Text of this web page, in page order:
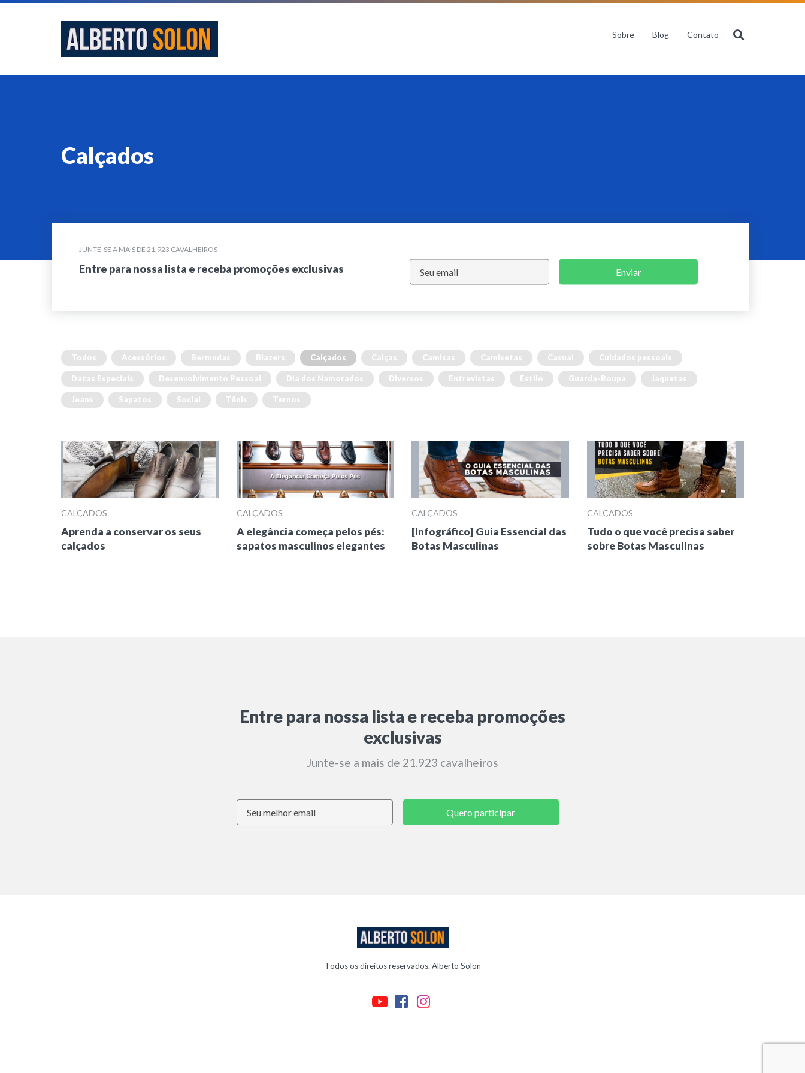
Sobre Blog Contato
Calçados
JUNTE-SE A MAIS DE 21.923 CAVALHEIROS
Entre para nossa lista e receba promoções exclusivas Enviar
Todos Acessórios Bermudas Blazers Calçados Calças Camisas Camisetas Casual Cuidados pessoais
Datas Especiais Desenvolvimento Pessoal Dia dos Namorados Diversos Entrevistas Estilo Guarda-Roupa Jaquetas
Jeans Sapatos Social Tênis Ternos
CALÇADOS
Aprenda a conservar os seus
calçados
CALÇADOS
A elegância começa pelos pés:
sapatos masculinos elegantes
CALÇADOS
[Infográfico] Guia Essencial das
Botas Masculinas
CALÇADOS
Tudo o que você precisa saber
sobre Botas Masculinas
Entre para nossa lista e receba promoções
exclusivas
Junte-se a mais de 21.923 cavalheiros
Quero participar
Todos os direitos reservados. Alberto Solon